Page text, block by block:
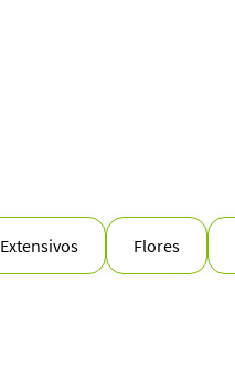
Extensivos Flores